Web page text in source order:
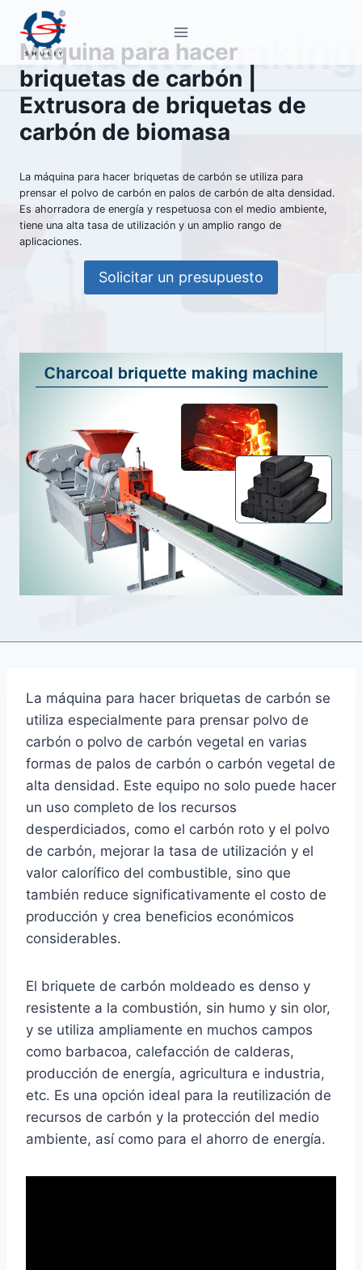
Saltar
contenido
Máquina para hacer
briquetas de carbón |
Extrusora de briquetas de
carbón de biomasa
La máquina para hacer briquetas de carbón se utiliza para
prensar el polvo de carbón en palos de carbón de alta densidad.
Es ahorradora de energía y respetuosa con el medio ambiente,
tiene una alta tasa de utilización y un amplio rango de
aplicaciones.
Solicitar un presupuesto
La máquina para hacer briquetas de carbón se
utiliza especialmente para prensar polvo de
carbón o polvo de carbón vegetal en varias
formas de palos de carbón o carbón vegetal de
alta densidad. Este equipo no solo puede hacer
un uso completo de los recursos
desperdiciados, como el carbón roto y el polvo
de carbón, mejorar la tasa de utilización y el
valor calorífico del combustible, sino que
también reduce significativamente el costo de
producción y crea beneficios económicos
considerables.
El briquete de carbón moldeado es denso y
resistente a la combustión, sin humo y sin olor,
y se utiliza ampliamente en muchos campos
como barbacoa, calefacción de calderas,
producción de energía, agricultura e industria,
etc. Es una opción ideal para la reutilización de
recursos de carbón y la protección del medio
ambiente, así como para el ahorro de energía.